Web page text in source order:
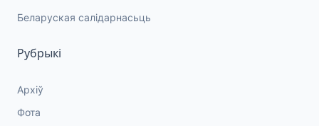
Беларуская салідарнасьць
Рубрыкі
Архіў
Фота